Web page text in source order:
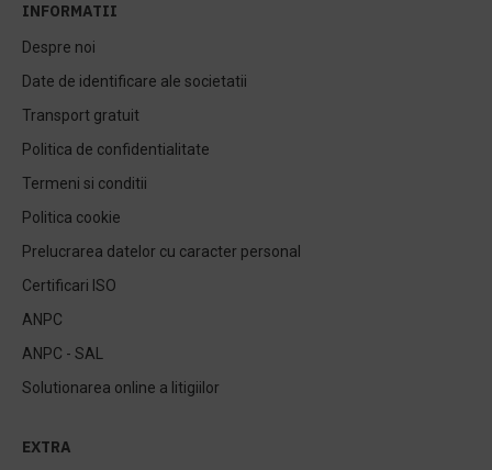
INFORMATII
Despre noi
Date de identificare ale societatii
Transport gratuit
Politica de confidentialitate
Termeni si conditii
Politica cookie
Prelucrarea datelor cu caracter personal
Certificari ISO
ANPC
ANPC - SAL
Solutionarea online a litigiilor
EXTRA